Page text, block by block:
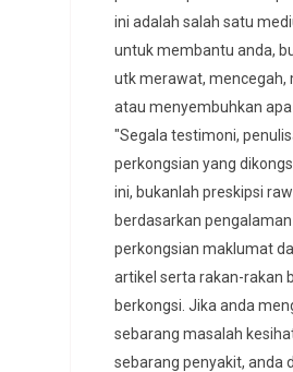
ini adalah salah satu
untuk membantu anda,
utk merawat, mencegah,
atau menyembuhkan apa
"Segala testimoni,
perkongsian yang
ini, bukanlah preskipsi
berdasarkan
perkongsian maklumat
artikel serta rakan-rakan
berkongsi. Jika anda
sebarang masalah
sebarang penyakit, anda